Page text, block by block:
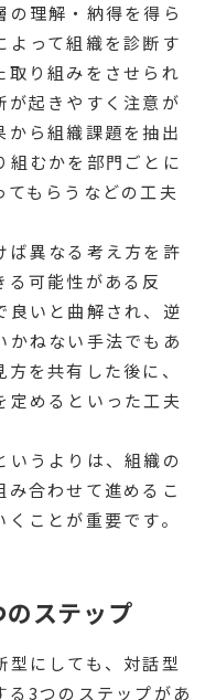
の理解・納得を得ら
よって組織を診断す
取り組みをさせられ
が起きやすく注意が
から組織課題を抽出
組むかを部門ごとに
もらうなどの工夫
ば異なる考え方を許
る可能性がある反
良いと曲解され、逆
かねない手法でもあ
を共有した後に、
定めるといった工夫
いうよりは、組織の
合わせて進めるこ
ことが重要です。
ステップ
型にしても、対話型
る3つのステップがあ